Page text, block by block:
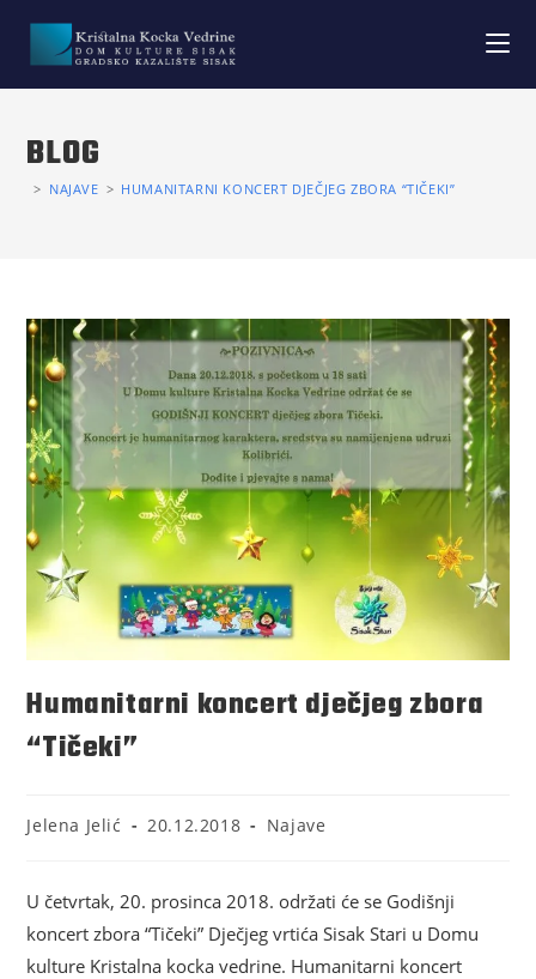
BLOG
> NAJAVE > HUMANITARNI KONCERT DJEČJEG ZBORA “TIČEKI”
Humanitarni koncert dječjeg zbora
“Tičeki”
Jelena Jelić 20.12.2018 Najave
U četvrtak, 20. prosinca 2018. održati će se Godišnji
koncert zbora “Tičeki” Dječjeg vrtića Sisak Stari u Domu
kulture Kristalna kocka vedrine. Humanitarni koncert